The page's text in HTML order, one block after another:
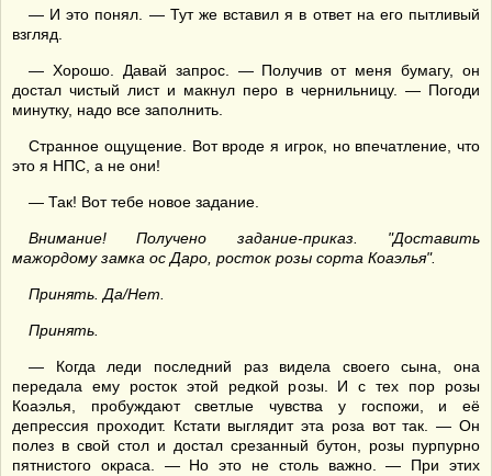
— И это понял. — Тут же вставил я в ответ на его пытливый
взгляд.
— Хорошо. Давай запрос. — Получив от меня бумагу, он
достал чистый лист и макнул перо в чернильницу. — Погоди
минутку, надо все заполнить.
Странное ощущение. Вот вроде я игрок, но впечатление, что
это я НПС, а не они!
— Так! Вот тебе новое задание.
Внимание! Получено задание-приказ. "Доставить
мажордому замка ос Даро, росток розы сорта Коаэлья".
Принять. Да/Нет.
Принять.
— Когда леди последний раз видела своего сына, она
передала ему росток этой редкой розы. И с тех пор розы
Коаэлья, пробуждают светлые чувства у госпожи, и её
депрессия проходит. Кстати выглядит эта роза вот так. — Он
полез в свой стол и достал срезанный бутон, розы пурпурно
пятнистого окраса. — Но это не столь важно. — При этих